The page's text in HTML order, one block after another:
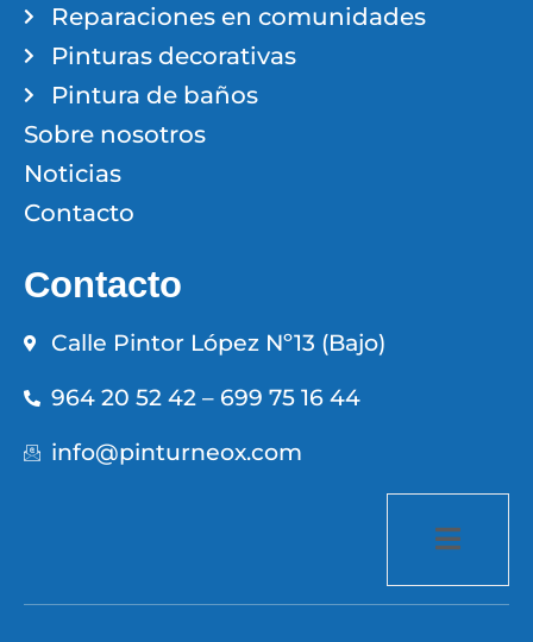
Reparaciones en comunidades
Pinturas decorativas
Pintura de baños
Sobre nosotros
Noticias
Contacto
Contacto
Calle Pintor López Nº13 (Bajo)
964 20 52 42 – 699 75 16 44
info@pinturneox.com